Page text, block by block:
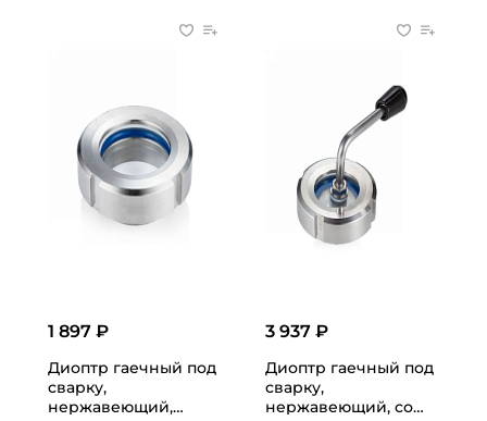
1 897 ₽
Диоптр гаечный под
сварку,
нержавеющий,
3 937 ₽
Диоптр гаечный под
сварку,
нержавеющий, со